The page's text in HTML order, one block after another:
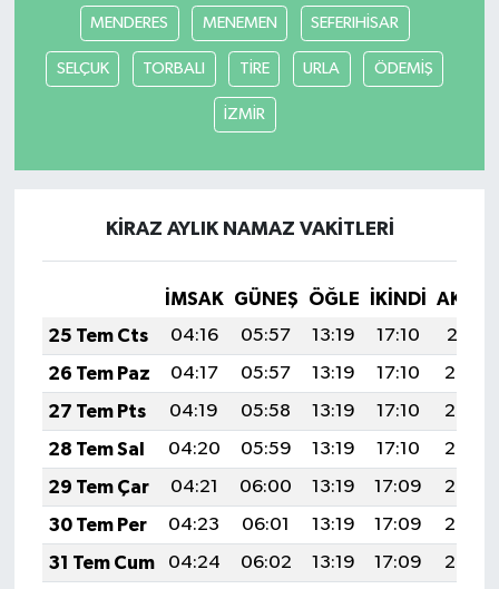
MENDERES MENEMEN SEFERIHİSAR
SELÇUK TORBALI TİRE URLA ÖDEMİŞ
İZMİR
KİRAZ AYLIK NAMAZ VAKITLERI
İMSAK GÜNEŞ ÖĞLE İKINDI
25 Tem Cts
04:16 05:57 13:19 17:10
20:31
26 Tem Paz
04:17 05:57 13:19 17:10
20:30
27 Tem Pts
04:19 05:58 13:19 17:10
20:29
28 Tem Sal
04:20 05:59 13:19 17:10
20:28
29 Tem Çar
04:21 06:00 13:19 17:09
20:28
30 Tem Per
04:23 06:01 13:19 17:09
20:27
31 Tem Cum
04:24 06:02 13:19 17:09
20:26